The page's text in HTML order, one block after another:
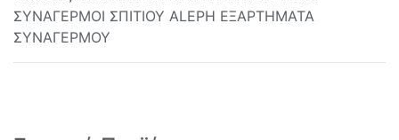
ΣΥΝΑΓΕΡΜΟΙ ΣΠΙΤΙΟΥ ALEPH ΕΞΑΡΤΗΜΑΤΑ
ΣΥΝΑΓΕΡΜΟΥ